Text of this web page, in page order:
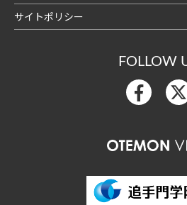
サイトポリシー
FOLLOW